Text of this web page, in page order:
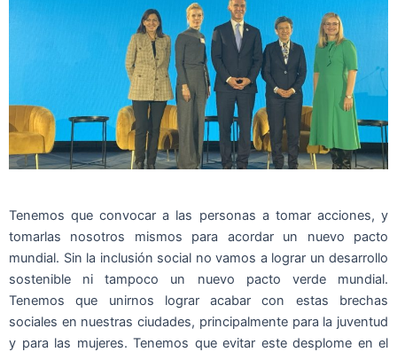
Tenemos que convocar a las personas a tomar acciones, y
tomarlas nosotros mismos para acordar un nuevo pacto
mundial. Sin la inclusión social no vamos a lograr un desarrollo
sostenible ni tampoco un nuevo pacto verde mundial.
Tenemos que unirnos lograr acabar con estas brechas
sociales en nuestras ciudades, principalmente para la juventud
y para las mujeres. Tenemos que evitar este desplome en el